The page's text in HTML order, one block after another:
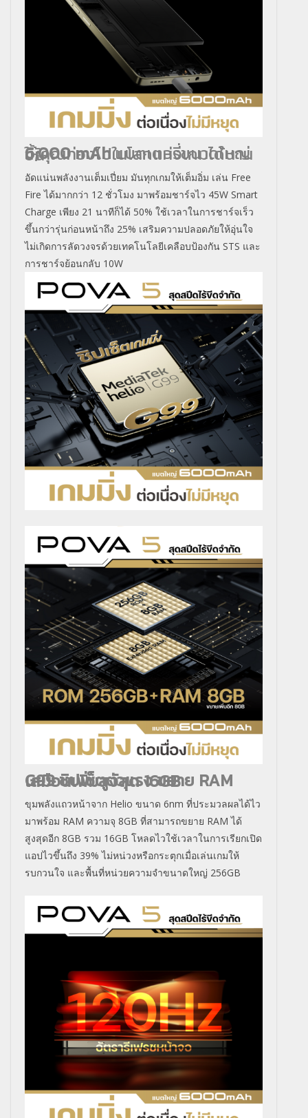
6,000 mAh
แบตเตอรี่ขนาดใหญ่ให้คุณท่องไปในโลกแห่งเกมได้นานขึ้น
อัดแน่นพลังงานเต็มเปี่ยม มันทุกเกมให้เต็มอิ่ม เล่น Free
Fire ได้มากกว่า 12 ชั่วโมง มาพร้อมชาร์จไว 45W Smart
Charge เพียง 21 นาทีก็ได้ 50% ใช้เวลาในการชาร์จเร็ว
ขึ้นกว่ารุ่นก่อนหน้าถึง 25% เสริมความปลอดภัยให้อุ่นใจ
ไม่เกิดการลัดวงจรด้วยเทคโนโลยีเคลือบป้องกัน STS และ
การชาร์จย้อนกลับ 10W
G99ชิปเซ็ตตัวแรง ขยาย RAM
เสมือนเพิ่มสูงสุด16GB
ขุมพลังแถวหน้าจาก Helio ขนาด 6nm ที่ประมวลผลได้ไว
มาพร้อม RAM ความจุ 8GB ที่สามารถขยาย RAM ได้
สูงสุดอีก 8GB รวม 16GB โหลดไวใช้เวลาในการเรียกเปิด
แอปไวขึ้นถึง 39% ไม่หน่วงหรือกระตุกเมื่อเล่นเกมให้
รบกวนใจ และพื้นที่หน่วยความจำขนาดใหญ่ 256GB